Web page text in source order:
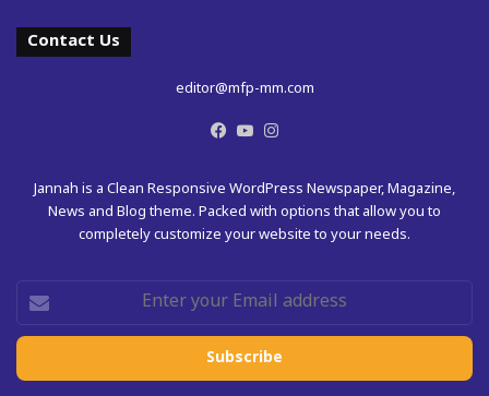
Contact Us
editor@mfp-mm.com
Facebook
YouTube
Jannah is a Clean Responsive WordPress Newspaper, Magazine,
News and Blog theme. Packed with options that allow you to
completely customize your website to your needs.
Enter
your
Email